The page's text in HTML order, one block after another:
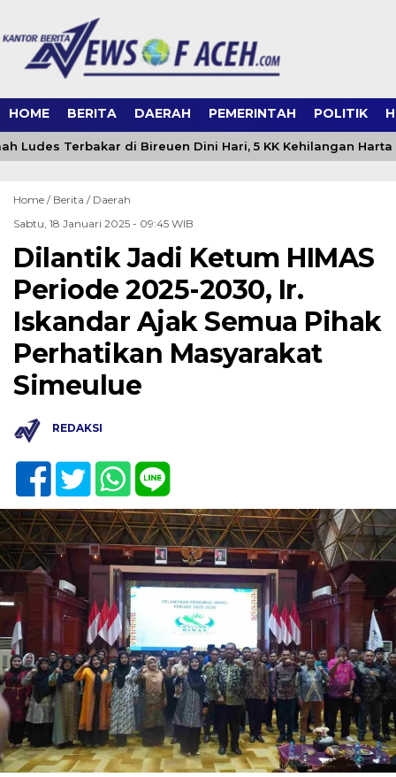
HOME BERITA DAERAH PEMERINTAH POLITIK
Ludes Terbakar di Bireuen Dini Hari, 5 KK Kehilangan Harta
Home / Berita / Daerah
Sabtu, 18 Januari 2025 - 09:45 WIB
Dilantik Jadi Ketum HIMAS
Periode 2025-2030, Ir.
Iskandar Ajak Semua Pihak
Perhatikan Masyarakat
Simeulue
REDAKSI